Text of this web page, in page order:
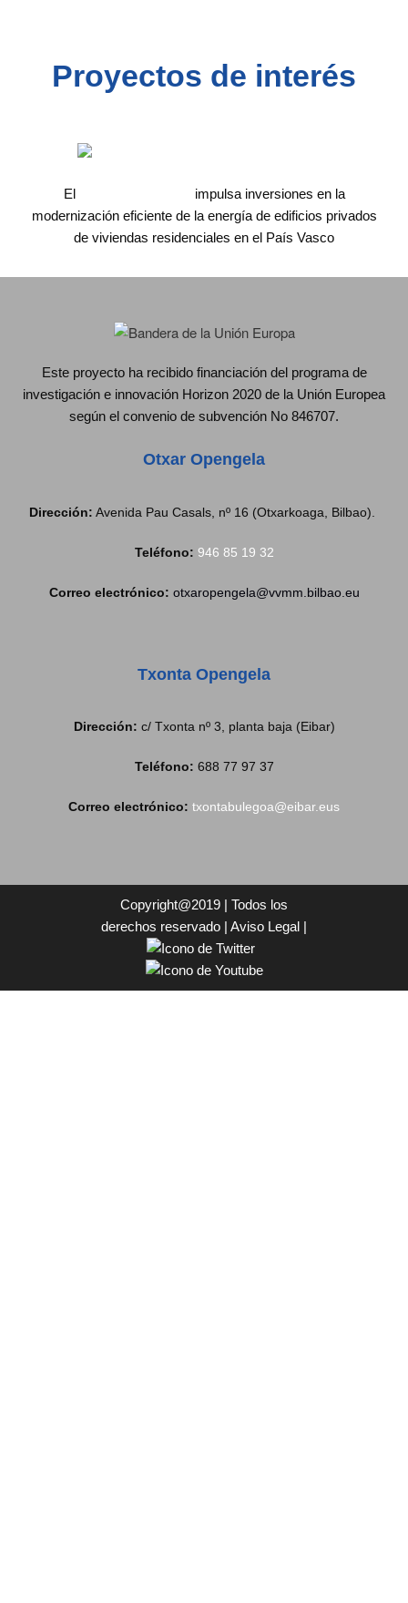
Proyectos de interés
El
impulsa inversiones en la
modernización eficiente de la energía de edificios privados
de viviendas residenciales en el País Vasco
Este proyecto ha recibido financiación del programa de
investigación e innovación Horizon 2020 de la Unión Europea
según el convenio de subvención No 846707.
Otxar Opengela
Dirección: Avenida Pau Casals, nº 16 (Otxarkoaga, Bilbao).
Teléfono: 946 85 19 32
Correo electrónico: otxaropengela@vvmm.bilbao.eu
Txonta Opengela
Dirección: c/ Txonta nº 3, planta baja (Eibar)
Teléfono: 688 77 97 37
Correo electrónico: txontabulegoa@eibar.eus
Copyright@2019 | Todos los
derechos reservado | Aviso Legal |